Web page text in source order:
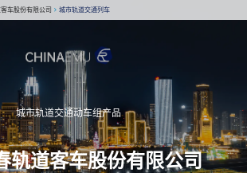
城市轨道交通动车组产品
轨道客车股份有限公司
车股份有限公司 城市轨道交通列车